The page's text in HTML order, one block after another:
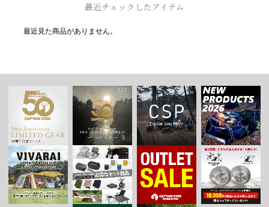
最近チェックしたアイテム
最近見た商品がありません。